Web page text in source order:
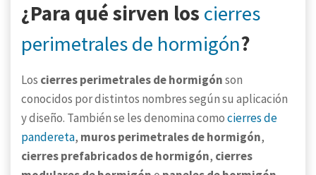
¿Para qué sirven los cierres
perimetrales de hormigón?
Los cierres perimetrales de hormigónson
conocidos por distintos nombres según su aplicación
y diseño. También se les denomina comocierres de
pandereta, muros perimetrales de hormigón,
cierres prefabricados de hormigón, cierres